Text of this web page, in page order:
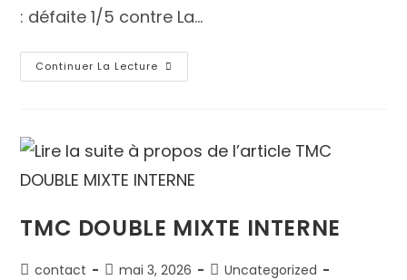
: défaite 1/5 contre La…
Continuer La Lecture
TMC DOUBLE MIXTE INTERNE
contact mai 3, 2026
Uncategorized